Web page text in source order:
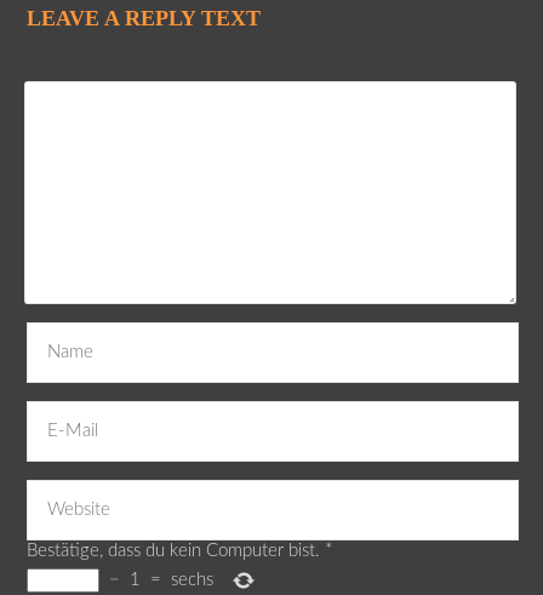
LEAVE A REPLY TEXT
Bestätige, dass du kein Computer bist. *
−
1 = sechs